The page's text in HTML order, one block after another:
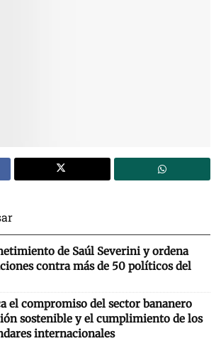
de Saúl Severini y ordena
contra más de 50 políticos del
el compromiso del sector bananero
sostenible y el cumplimiento de los
internacionales